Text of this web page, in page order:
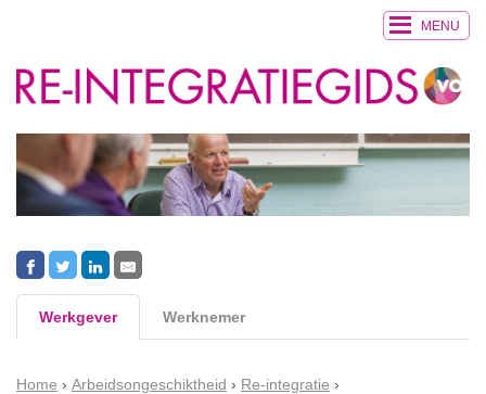
MENU
Werkgever Werknemer
Home Arbeidsongeschiktheid
Re-integratie